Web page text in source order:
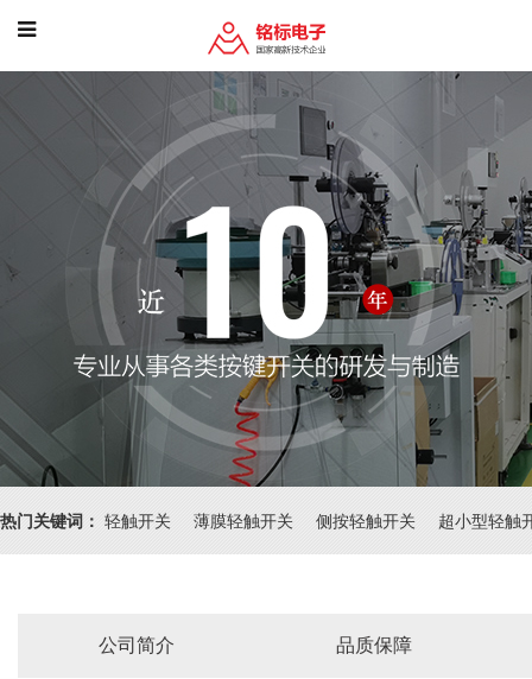
热门关键词： 轻触开关 薄膜轻触开关 侧按轻触开关 超小型轻触
公司简介 品质保障